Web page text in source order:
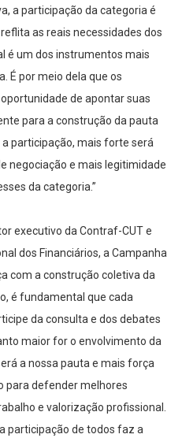
a participação da categoria é
as reais necessidades dos
é um dos instrumentos mais
É por meio dela que os
de apontar suas
para a construção da pauta
participação, mais forte será
negociação e mais legitimidade
da categoria.”
executivo da Contraf-CUT e
dos Financiários, a Campanha
com a construção coletiva da
é fundamental que cada
da consulta e dos debates
maior for o envolvimento da
a nossa pauta e mais força
para defender melhores
e valorização profissional.
participação de todos faz a